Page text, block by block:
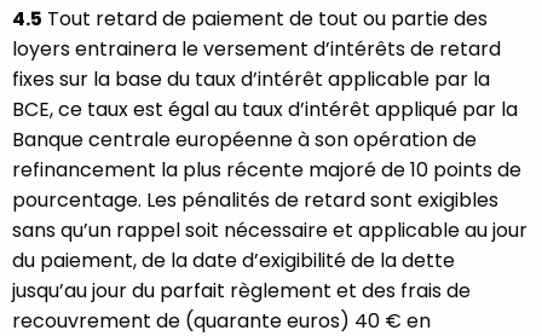
4.5 Tout retard de paiement de tout ou partie des
loyers entrainera le versement d’intérêts de retard
fixes sur la base du taux d’intérêt applicable par la
BCE, ce taux est égal au taux d’intérêt appliqué par la
Banque centrale européenne à son opération de
refinancement la plus récente majoré de 10 points de
pourcentage. Les pénalités de retard sont exigibles
sans qu’un rappel soit nécessaire et applicable au jour
du paiement, de la date d’exigibilité de la dette
jusqu’au jour du parfait règlement et des frais de
recouvrement de (quarante euros) 40 € en